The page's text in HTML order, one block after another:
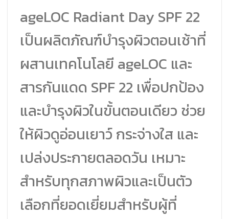
ageLOC Radiant Day SPF 22
เป็นผลิตภัณฑ์บำรุงผิวตอนเช้าที่
ผสานเทคโนโลยี ageLOC และ
สารกันแดด SPF 22 เพื่อปกป้อง
และบำรุงผิวในขั้นตอนเดียว ช่วย
ให้ผิวดูอ่อนเยาว์ กระจ่างใส และ
เปล่งประกายตลอดวัน เหมาะ
สำหรับทุกสภาพผิวและเป็นตัว
เลือกที่ยอดเยี่ยมสำหรับผู้ที่